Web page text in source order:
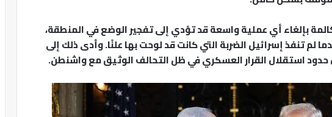
بإلغاء أي عملية واسعة قد تؤدي إلى تفجير الوضع في المنطقة،
لم تنفذ إسرائيل الضربة التي كانت قد لوحت بها علنًا. وأدى ذلك إلى
استقلال القرار العسكري في ظل التحالف الوثيق مع واشنطن.